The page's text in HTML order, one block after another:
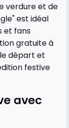
verdure et de
est idéal
et fans
gratuite à
départ et
festive
avec